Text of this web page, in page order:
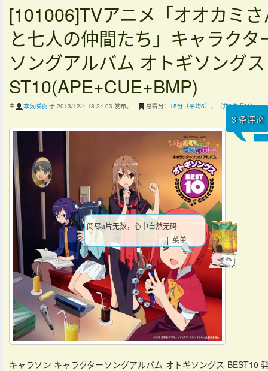
[101006]TVアニメ「オオカミ
と七人の仲間たち」キャラクタ
ソングアルバム オトギソング
ST10(APE+CUE+BMP)
由 本気咲夜 于 2013/12/4 18:24:03 发布。 总得分： 15分（平均5），（共3次评分）
3条评论
キャラソン キャラクターソングアルバム オトギソングス BEST10
阅尽a片无数，心中自然无码
| 菜单 |